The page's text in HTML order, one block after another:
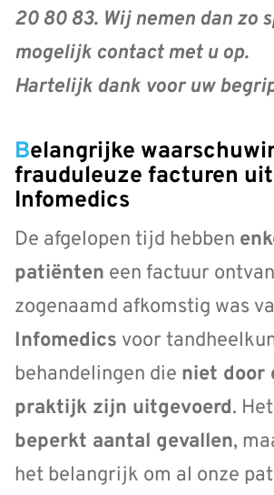
20 80 83. Wij nemen dan zo
mogelijk contact met u op.
Hartelijk dank voor uw
Belangrijke waarschuwing:
frauduleuze facturen
Infomedics
De afgelopen tijd hebben
patiënten een factuur
zogenaamd afkomstig was
Infomedics voor
behandelingen die niet door
praktijk zijn uitgevoerd.
beperkt aantal gevallen,
het belangrijk om al onze